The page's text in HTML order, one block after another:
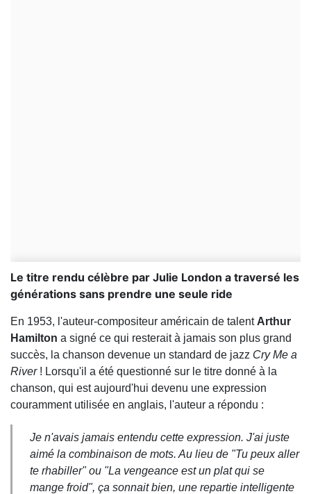
Le titre rendu célèbre par Julie London a traversé les
générations sans prendre une seule ride
En 1953, l'auteur-compositeur américain de talent Arthur
Hamilton a signé ce qui resterait à jamais son plus grand
succès, la chanson devenue un standard de jazz Cry Me a
River! Lorsqu'il a été questionné sur le titre donné à la
chanson, qui est aujourd'hui devenu une expression
couramment utilisée en anglais, l'auteur a répondu :
Je n'avais jamais entendu cette expression. J'ai juste
aimé la combinaison de mots. Au lieu de "Tu peux aller
te rhabiller" ou "La vengeance est un plat qui se
mange froid", ça sonnait bien, une repartie intelligente